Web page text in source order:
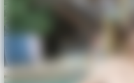
GOOD TO KNOW THIS
9 Foods That Secretly